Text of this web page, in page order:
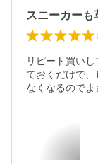
スニーカーも
リピート買い
ておくだけで
なくなるのでま